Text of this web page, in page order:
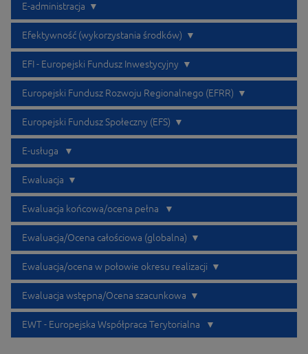
E-administracja
Efektywność (wykorzystania środków)
EFI - Europejski Fundusz Inwestycyjny
Europejski Fundusz Rozwoju Regionalnego (EFRR)
Europejski Fundusz Społeczny (EFS)
E-usługa
Ewaluacja
Ewaluacja końcowa/ocena pełna
Ewaluacja/Ocena całościowa (globalna)
Ewaluacja/ocena w połowie okresu realizacji
Ewaluacja wstępna/Ocena szacunkowa
EWT - Europejska Współpraca Terytorialna